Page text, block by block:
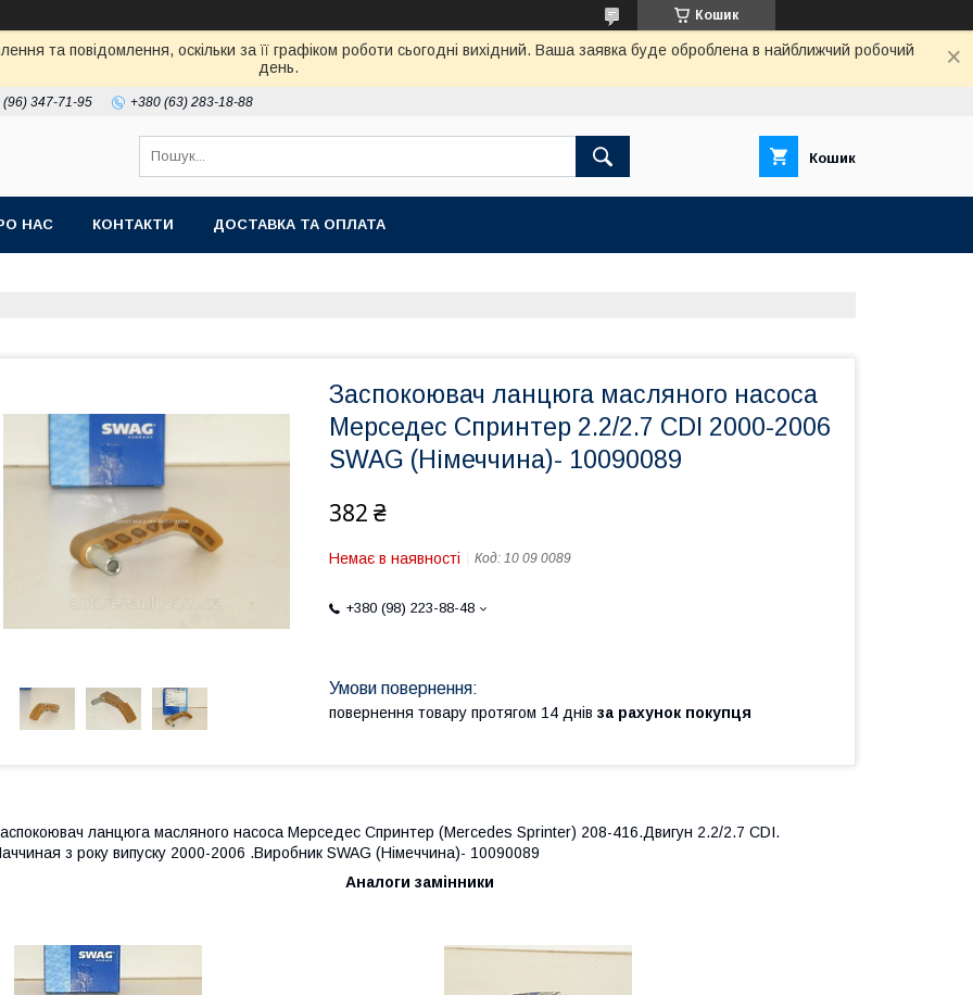
Кошик
та повідомлення, оскільки за її графіком роботи сьогодні вихідний. Ваша заявка буде оброблена в найближчий робочий
день.
(96) 347-71-95 +380 (63) 283-18-88
Кошик
НАС КОНТАКТИ ДОСТАВКА ТА ОПЛАТА
Заспокоювач ланцюга масляного насоса
Мерседес Спринтер 2.2/2.7 CDI 2000-2006
SWAG (Німеччина)- 10090089
382 ₴
Немає в наявності Код: 10 09 0089
+380 (98) 223-88-48
повернення товару протягом 14 днів за рахунок покупця
ланцюга масляного насоса Мерседес Спринтер (Mercedes Sprinter) 208-416.Двигун 2.2/2.7 CDI.
з року випуску 2000-2006 .Виробник SWAG (Німеччина)- 10090089
Аналоги замінники